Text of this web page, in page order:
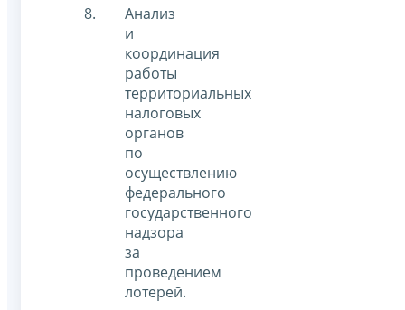
Анализ
и
координация
работы
территориальных
налоговых
органов
по
осуществлению
федерального
государственного
надзора
за
проведением
лотерей.